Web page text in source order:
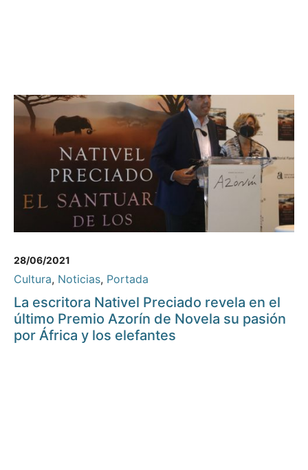
28/06/2021
Cultura, Noticias, Portada
La escritora Nativel Preciado revela en el
último Premio Azorín de Novela su pasión
por África y los elefantes